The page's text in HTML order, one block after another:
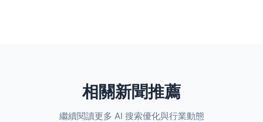
相關新聞推薦
繼續閱讀更多 AI 搜索優化與行業動態